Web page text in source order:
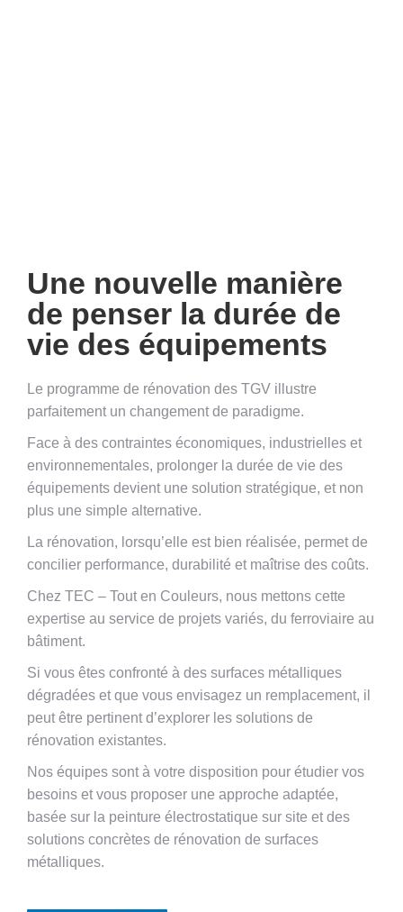
Une nouvelle manière
de penser la durée de
vie des équipements
Le programme de rénovation des TGV illustre
parfaitement un changement de paradigme.
Face à des contraintes économiques, industrielles et
environnementales, prolonger la durée de vie des
équipements devient une solution stratégique, et non
plus une simple alternative.
La rénovation, lorsqu’elle est bien réalisée, permet de
concilier performance, durabilité et maîtrise des coûts.
Chez TEC – Tout en Couleurs, nous mettons cette
expertise au service de projets variés, du ferroviaire au
bâtiment.
Si vous êtes confronté à des surfaces métalliques
dégradées et que vous envisagez un remplacement, il
peut être pertinent d’explorer les solutions de
rénovation existantes.
Nos équipes sont à votre disposition pour étudier vos
besoins et vous proposer une approche adaptée,
basée sur la peinture électrostatique sur site et des
solutions concrètes de rénovation de surfaces
métalliques.